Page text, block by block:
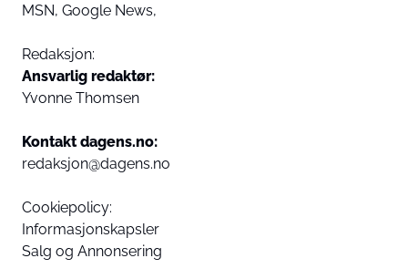
MSN, Google News,
Redaksjon:
Ansvarlig redaktør:
Yvonne Thomsen
Kontakt dagens.no:
redaksjon@dagens.no
Cookiepolicy:
Informasjonskapsler
Salg og Annonsering